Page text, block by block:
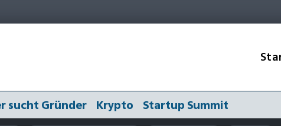
sucht Gründer Krypto
Startup Summit